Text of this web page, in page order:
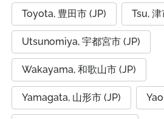
Toyota, 豊田市 (JP) Tsu, 津
Utsunomiya, 宇都宮市 (JP)
Wakayama, 和歌山市 (JP)
Yamagata, 山形市 (JP)